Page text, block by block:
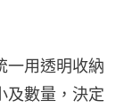
一用透明收納
及數量，決定